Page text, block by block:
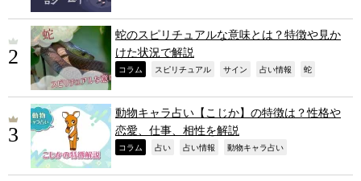
蛇のスピリチュアルな意味とは？特徴や見か
けた状況で解説
コラム スピリチュアル サイン 占い情報 蛇
動物キャラ占い【こじか】の特徴は？性格や
恋愛、仕事、相性を解説
コラム 占い 占い情報 動物キャラ占い